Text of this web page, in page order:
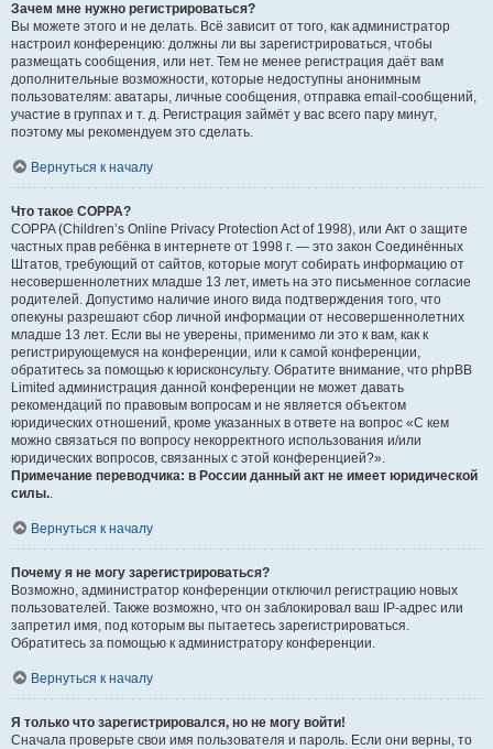
Зачем мне нужно регистрироваться?
Вы можете этого и не делать. Всё зависит от того, как администратор
настроил конференцию: должны ли вы зарегистрироваться, чтобы
размещать сообщения, или нет. Тем не менее регистрация даёт вам
дополнительные возможности, которые недоступны анонимным
пользователям: аватары, личные сообщения, отправка email-сообщений,
участие в группах и т. д. Регистрация займёт у вас всего пару минут,
поэтому мы рекомендуем это сделать.
Вернуться к началу
Что такое COPPA?
COPPA (Children’s Online Privacy Protection Act of 1998), или Акт о защите
частных прав ребёнка в интернете от 1998 г. — это закон Соединённых
Штатов, требующий от сайтов, которые могут собирать информацию от
несовершеннолетних младше 13 лет, иметь на это письменное согласие
родителей. Допустимо наличие иного вида подтверждения того, что
опекуны разрешают сбор личной информации от несовершеннолетних
младше 13 лет. Если вы не уверены, применимо ли это к вам, как к
регистрирующемуся на конференции, или к самой конференции,
обратитесь за помощью к юрисконсульту. Обратите внимание, что phpBB
Limited администрация данной конференции не может давать
рекомендаций по правовым вопросам и не является объектом
юридических отношений, кроме указанных в ответе на вопрос «С кем
можно связаться по вопросу некорректного использования и/или
юридических вопросов, связанных с этой конференцией?».
Примечание переводчика: в России данный акт не имеет юридической
силы..
Вернуться к началу
Почему я не могу зарегистрироваться?
Возможно, администратор конференции отключил регистрацию новых
пользователей. Также возможно, что он заблокировал ваш IP-адрес или
запретил имя, под которым вы пытаетесь зарегистрироваться.
Обратитесь за помощью к администратору конференции.
Вернуться к началу
Я только что зарегистрировался, но не могу войти!
Сначала проверьте свои имя пользователя и пароль. Если они верны, то